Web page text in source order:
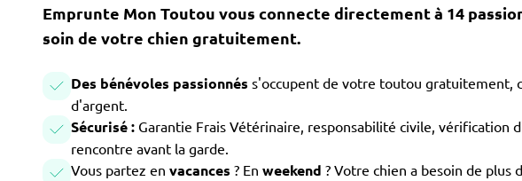
Emprunte Mon Toutou vous connecte directement à 14
soin de votre chien gratuitement.
Des bénévoles passionnés s'occupent de votre toutou gratuitement,
d'argent.
Sécurisé : Garantie Frais Vétérinaire, responsabilité civile, vérification
rencontre avant la garde.
Vous partez en vacances ? En weekend ? Votre chien a besoin de plus